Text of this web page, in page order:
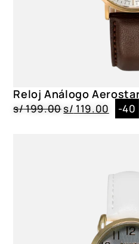
Reloj Análogo
s/199.00s/ 119.00 -40